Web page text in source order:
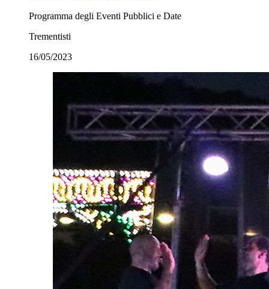
Programma degli Eventi Pubblici e Date
Trementisti
16/05/2023